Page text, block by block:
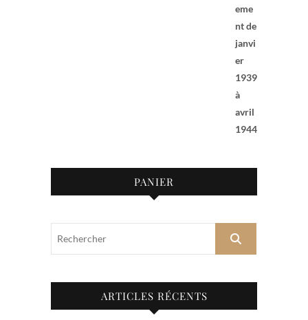
PANIER
Rechercher
ARTICLES RÉCENTS